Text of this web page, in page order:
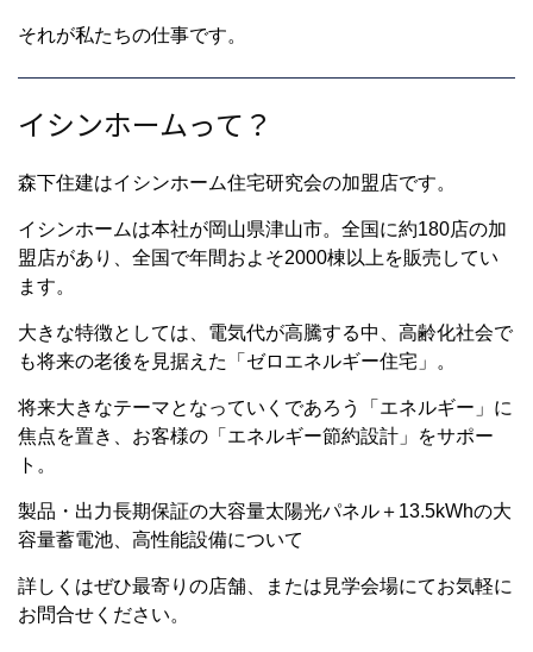
それが私たちの仕事です。
イシンホームって？
森下住建はイシンホーム住宅研究会の加盟店です。
イシンホームは本社が岡山県津山市。全国に約180店の加
盟店があり、全国で年間およそ2000棟以上を販売してい
ます。
大きな特徴としては、電気代が高騰する中、高齢化社会で
も将来の老後を見据えた「ゼロエネルギー住宅」。
将来大きなテーマとなっていくであろう「エネルギー」に
焦点を置き、お客様の「エネルギー節約設計」をサポー
ト。
製品・出力長期保証の大容量太陽光パネル＋13.5kWhの大
容量蓄電池、高性能設備について
詳しくはぜひ最寄りの店舗、または見学会場にてお気軽に
お問合せください。